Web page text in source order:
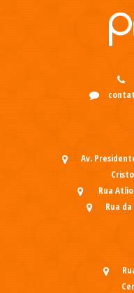
Av.
Rua
Rua